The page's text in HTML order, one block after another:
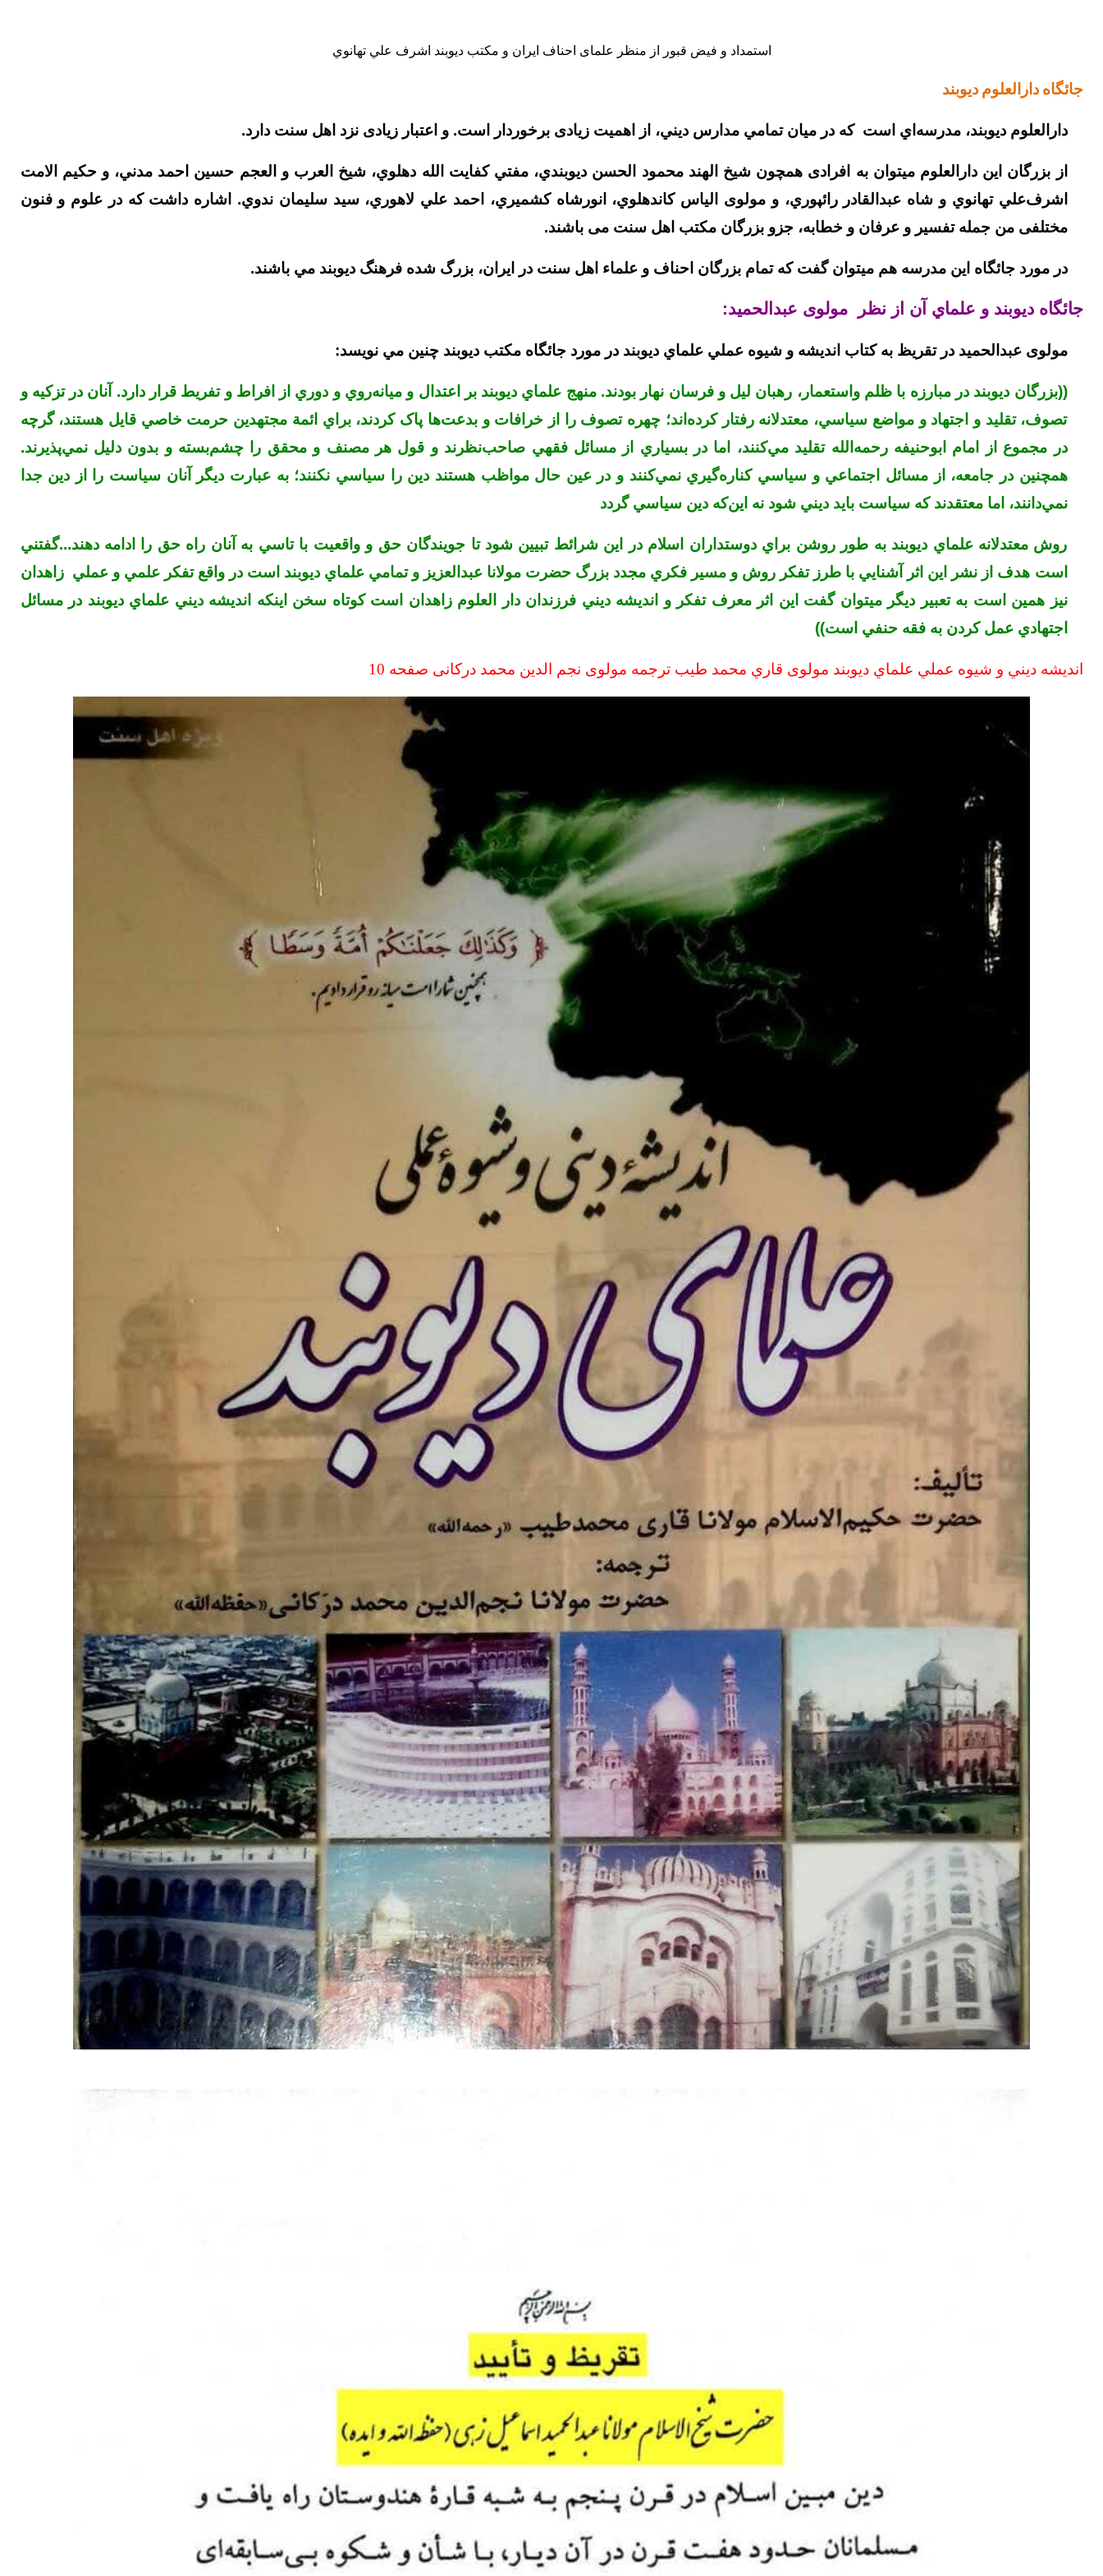
استمداد و فیض قبور از منظر علمای احناف ایران و مکتب دیوبند اشرف علي تهانوي
جائگاه دارالعلوم ديوبند
دارالعلوم ديوبند، مدرسه‌اي است كه در ميان تمامي مدارس ديني، از اهمیت زیادی برخوردار است. و اعتبار زیادی نزد اهل سنت دارد.
از بزرگان این دارالعلوم میتوان به افرادی همچون شيخ الهند محمود الحسن ديوبندي، مفتي كفايت الله دهلوي، شيخ العرب و العجم حسين احمد مدني، و حكيم الامت
اشرف‌علي تهانوي و شاه عبدالقادر رائپوري، و مولوی الياس كاندهلوي، انورشاه كشميري، احمد علي لاهوري، سيد سليمان ندوي. اشاره داشت که در علوم و فنون
مختلفی من جمله تفسیر و عرفان و خطابه، جزو بزرگان مکتب اهل سنت می باشند.
در مورد جائگاه اين مدرسه هم میتوان گفت که تمام بزرگان احناف و علماء اهل سنت در ايران، بزرگ شده فرهنگ ديوبند مي باشند.
جائگاه ديوبند و علماي آن از نظر مولوی عبدالحميد:
مولوی عبدالحميد در تقريظ به کتاب انديشه و شيوه عملي علماي ديوبند در مورد جائگاه مکتب ديوبند چنين مي نویسد:
((بزرگان ديوبند در مبارزه با ظلم واستعمار، رهبان ليل و فرسان نهار بودند. منهج علماي ديوبند بر اعتدال و ميانه‌روي و دوري از افراط و تفريط قرار دارد. آنان در تزکيه و
تصوف، تقليد و اجتهاد و مواضع سياسي، معتدلانه رفتار کرده‌اند؛ چهره تصوف را از خرافات و بدعت‌ها پاک کردند، براي ائمة مجتهدين حرمت خاصي قايل هستند، گرچه
در مجموع از امام ابوحنيفه رحمه‌الله تقليد مي‌کنند، اما در بسياري از مسائل فقهي صاحب‌نظرند و قول هر مصنف و محقق را چشم‌بسته و بدون دليل نمي‌پذيرند.
همچنين در جامعه، از مسائل اجتماعي و سياسي کناره‌گيري نمي‌کنند و در عين حال مواظب هستند دين را سياسي نكنند؛ به عبارت ديگر آنان سياست را از دين جدا
نمي‌دانند، اما معتقدند که سياست بايد ديني شود نه اين‌که دين سياسي گردد
روش معتدلانه علماي ديوبند به طور روشن براي دوستداران اسلام در اين شرائط تبيين شود تا جويندگان حق و واقعيت با تاسي به آنان راه حق را ادامه دهند...گفتني
است هدف از نشر اين اثر آشنايي با طرز تفکر روش و مسير فکري مجدد بزرگ حضرت مولانا عبدالعزيز و تمامي علماي ديوبند است در واقع تفکر علمي و عملي زاهدان
نيز همين است به تعبير ديگر ميتوان گفت اين اثر معرف تفکر و انديشه ديني فرزندان دار العلوم زاهدان است کوتاه سخن اينکه انديشه ديني علماي ديوبند در مسائل
اجتهادي عمل کردن به فقه حنفي است))
انديشه ديني و شيوه عملي علماي ديوبند مولوی قاري محمد طيب ترجمه مولوی نجم الدین محمد درکانی صفحه 10